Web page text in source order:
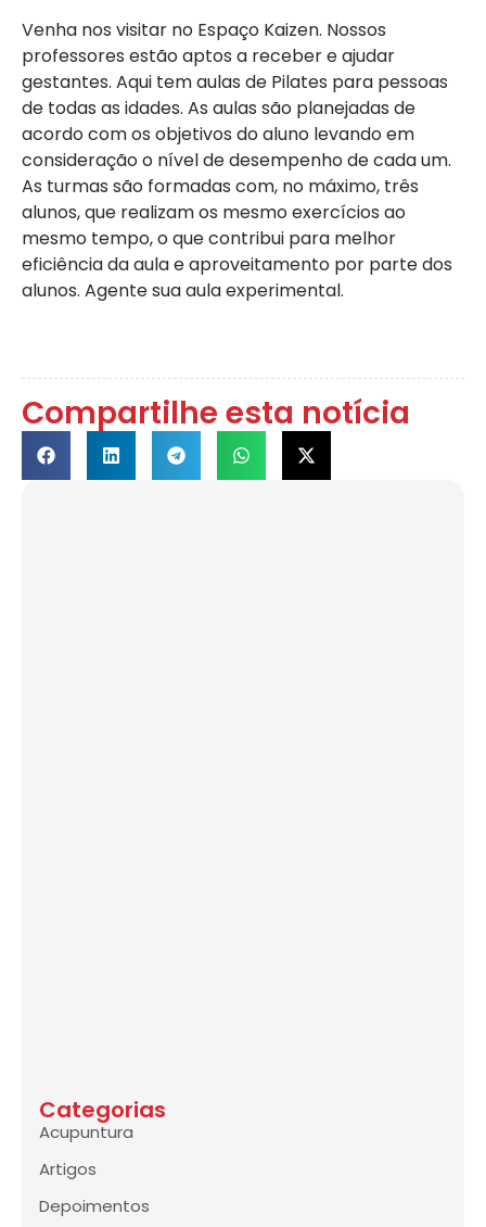
Venha nos visitar no Espaço Kaizen. Nossos
professores estão aptos a receber e ajudar
gestantes. Aqui tem aulas de Pilates para pessoas
de todas as idades. As aulas são planejadas de
acordo com os objetivos do aluno levando em
consideração o nível de desempenho de cada um.
As turmas são formadas com, no máximo, três
alunos, que realizam os mesmo exercícios ao
mesmo tempo, o que contribui para melhor
eficiência da aula e aproveitamento por parte dos
alunos. Agente sua aula experimental.
Compartilhe esta notícia
Categorias
Acupuntura
Artigos
Depoimentos